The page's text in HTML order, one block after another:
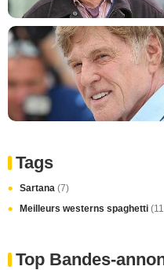
Tags
Sartana (7)
Meilleurs westerns spaghetti
Top Bandes-